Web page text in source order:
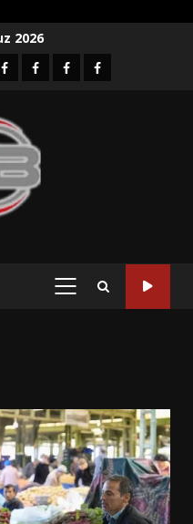
2026
facebook-Facebook-
Facebook-Facebook-
PRIMARY